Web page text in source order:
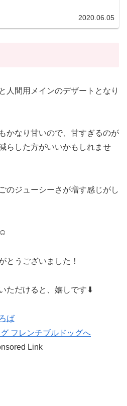
2020.06.05
人間用メインのデザートとなり
かなり甘いので、甘すぎるのが
らした方がいいかもしれませ
のジューシーさが増す感じがし
とうございました！
ただけると、嬉しです⬇︎
Link